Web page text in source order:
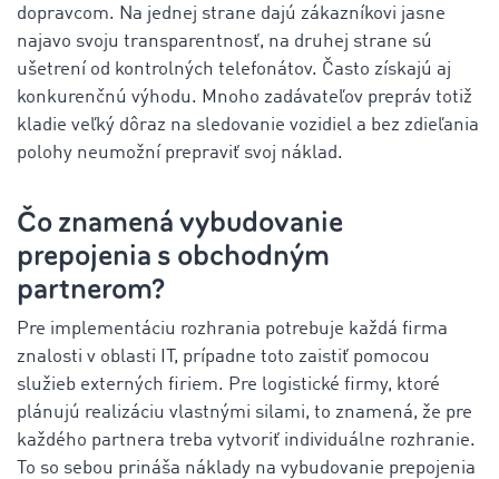
dopravcom. Na jednej strane dajú zákazníkovi jasne
najavo svoju transparentnosť, na druhej strane sú
ušetrení od kontrolných telefonátov. Často získajú aj
konkurenčnú výhodu. Mnoho zadávateľov prepráv totiž
kladie veľký dôraz na sledovanie vozidiel a bez zdieľania
polohy neumožní prepraviť svoj náklad.
Čo znamená vybudovanie
prepojenia s obchodným
partnerom?
Pre implementáciu rozhrania potrebuje každá firma
znalosti v oblasti IT, prípadne toto zaistiť pomocou
služieb externých firiem. Pre logistické firmy, ktoré
plánujú realizáciu vlastnými silami, to znamená, že pre
každého partnera treba vytvoriť individuálne rozhranie.
To so sebou prináša náklady na vybudovanie prepojenia